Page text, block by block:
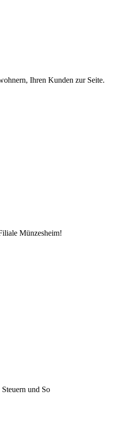
Ihren Kunden zur Seite.
Münzesheim!
und So